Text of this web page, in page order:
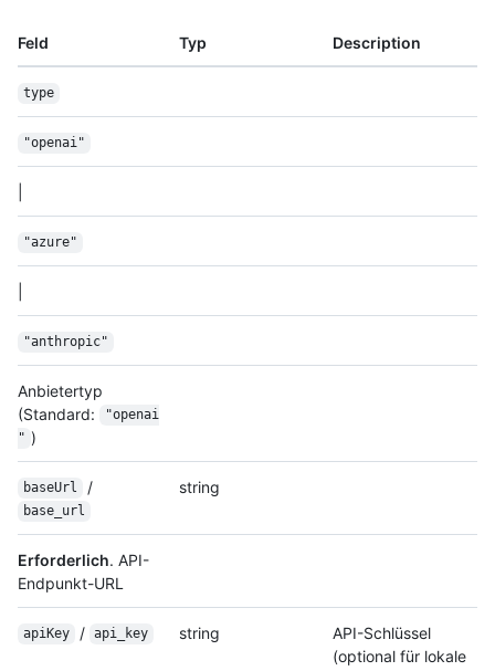
Feld Typ Description
type
"openai"
"azure"
"anthropic"
Anbietertyp
(Standard:
"openai
" )
baseUrl /
base_url
string
Erforderlich. API-
Endpunkt-URL
apiKey / api_key string
API-Schlüssel
(optional für lokale